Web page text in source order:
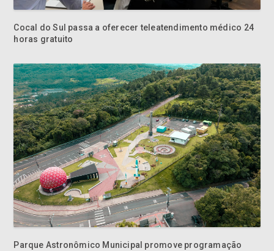
Cocal do Sul passa a oferecer teleatendimento médico 24
horas gratuito
Parque Astronômico Municipal promove programação